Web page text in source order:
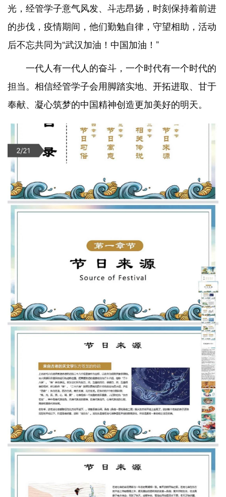
光，经管学子意气风发、斗志昂扬，时刻保持着前进
的步伐，疫情期间，他们勤勉自律，守望相助，活动
后不忘共同为“武汉加油！中国加油！”
一代人有一代人的奋斗，一个时代有一个时代的
担当。相信经管学子会用脚踏实地、开拓进取、甘于
奉献、凝心筑梦的中国精神创造更加美好的明天。